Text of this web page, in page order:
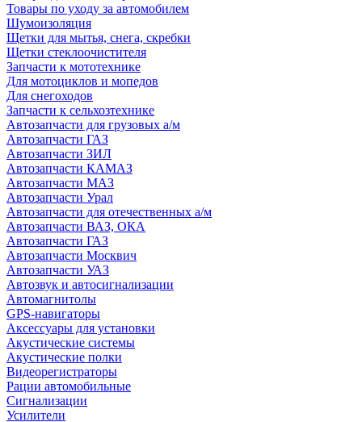
Товары по уходу за автомобилем
Шумоизоляция
Щетки для мытья, снега, скребки
Щетки стеклоочистителя
Запчасти к мототехнике
Для мотоциклов и мопедов
Для снегоходов
Запчасти к сельхозтехнике
Автозапчасти для грузовых а/м
Автозапчасти ГАЗ
Автозапчасти ЗИЛ
Автозапчасти КАМАЗ
Автозапчасти МАЗ
Автозапчасти Урал
Автозапчасти для отечественных а/м
Автозапчасти ВАЗ, ОКА
Автозапчасти ГАЗ
Автозапчасти Москвич
Автозапчасти УАЗ
Автозвук и автосигнализации
Автомагнитолы
GPS-навигаторы
Аксессуары для установки
Акустические системы
Акустические полки
Видеорегистраторы
Рации автомобильные
Сигнализации
Усилители